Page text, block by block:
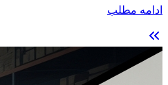
ادامه مطلب